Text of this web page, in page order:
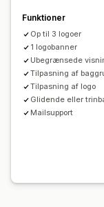
Funktioner
Op til 3 logoer
1 logobanner
Ubegrænsede
Tilpasning af
Tilpasning af logo
Glidende eller
Mailsupport